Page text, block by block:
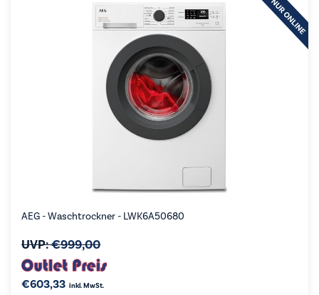
AEG - Waschtrockner - LWK6A50680
UVP:€999,00
€603,33 inkl. MwSt.